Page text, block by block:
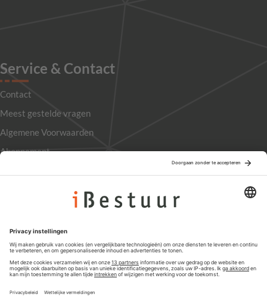
Service & Contact
Contact
Meest gestelde vragen
Algemene Voorwaarden
Abonnement
Privacyinstellingen